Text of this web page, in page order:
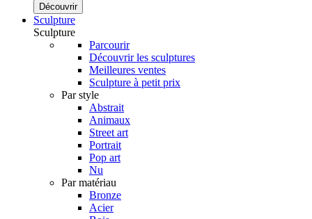
Découvrir
Sculpture
Sculpture
Parcourir
Découvrir les sculptures
Meilleures ventes
Sculpture à petit prix
Par style
Abstrait
Animaux
Street art
Portrait
Pop art
Nu
Par matériau
Bronze
Acier